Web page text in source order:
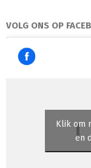
VOLG ONS OP
Klik om
en